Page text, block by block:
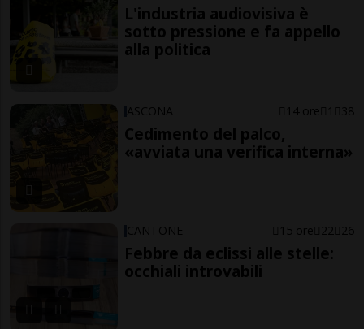
L'industria audiovisiva è
sotto pressione e fa appello
alla politica
ASCONA 14 ore 1 38
Cedimento del palco,
«avviata una verifica interna»
CANTONE 15 ore 22 26
Febbre da eclissi alle stelle:
occhiali introvabili